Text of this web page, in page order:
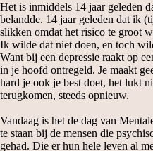
Het is inmiddels 14 jaar geleden
belandde. 14 jaar geleden dat ik
slikken omdat het risico te groot
Ik wilde dat niet doen, en toch
Want bij een depressie raakt op
in je hoofd ontregeld. Je maakt
hard je ook je best doet, het lukt
terugkomen, steeds opnieuw.
Vandaag is het de dag van
te staan bij de mensen die
gehad. Die er hun hele leven al